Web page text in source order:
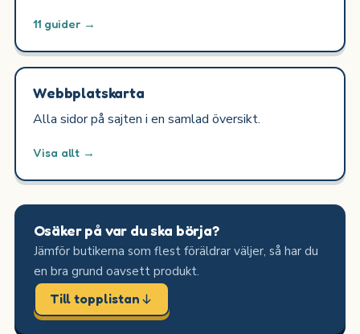
11 guider →
Webbplatskarta
Alla sidor på sajten i en samlad översikt.
Visa allt →
Osäker på var du ska börja?
Jämför butikerna som flest föräldrar väljer, så har du
en bra grund oavsett produkt.
Till topplistan